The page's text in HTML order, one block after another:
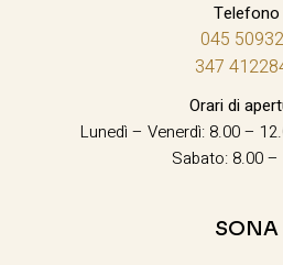
Telefono
045
347
Orari di
Lunedì – Venerdì: 8.00 –
Sabato: 8.00 –
SONA